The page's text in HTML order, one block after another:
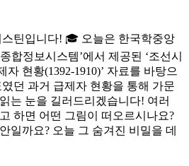
틴입니다! 🎓 오늘은 한국학중앙
합정보시스템’에서 제공된 ‘조선시
자 현황(1392-1910)’ 자료를 바탕으
던 과거 급제자 현황을 통해 가문
는 눈을 길러드리겠습니다! 여러
하면 어떤 그림이 떠오르시나요?
일까요? 오늘 그 숨겨진 비밀을 데